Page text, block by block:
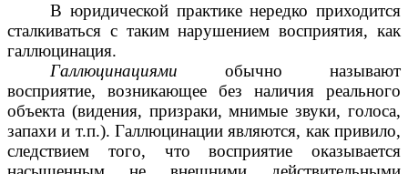
В юридической практике нередко приходится
сталкиваться с таким нарушением восприятия, как
галлюцинация.
Галлюцинациями
обычно называют
восприятие, возникающее без наличия реального
объекта (видения, призраки, мнимые звуки, голоса,
запахи и т.п.). Галлюцинации являются, как привило,
следствием того, что восприятие оказывается